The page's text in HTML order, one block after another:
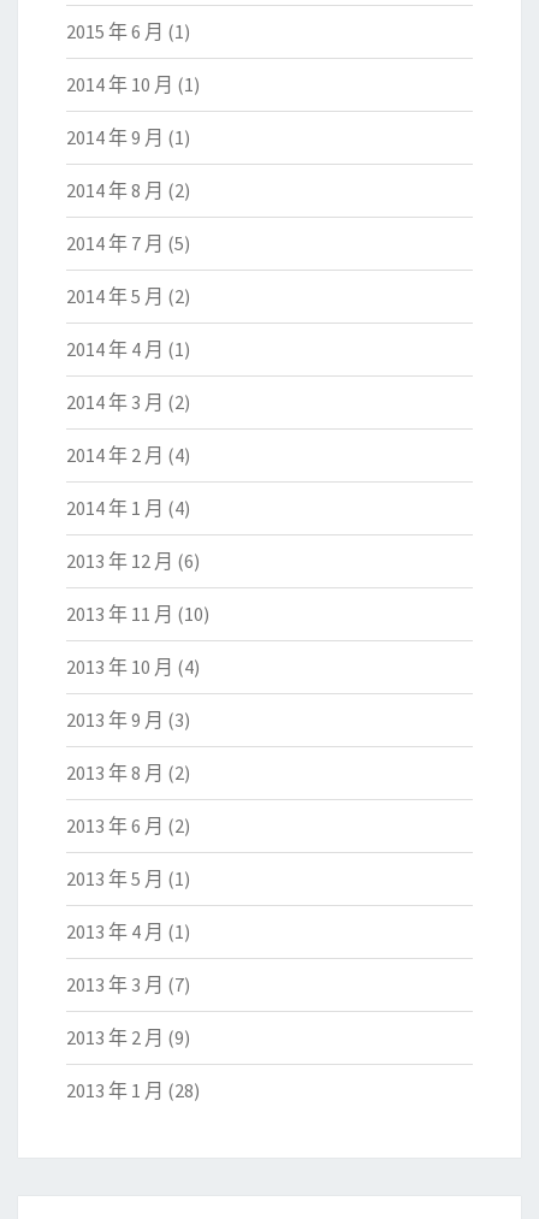
2015 年 6 月 (1)
2014 年 10 月 (1)
2014 年 9 月 (1)
2014 年 8 月 (2)
2014 年 7 月 (5)
2014 年 5 月 (2)
2014 年 4 月 (1)
2014 年 3 月 (2)
2014 年 2 月 (4)
2014 年 1 月 (4)
2013 年 12 月 (6)
2013 年 11 月 (10)
2013 年 10 月 (4)
2013 年 9 月 (3)
2013 年 8 月 (2)
2013 年 6 月 (2)
2013 年 5 月 (1)
2013 年 4 月 (1)
2013 年 3 月 (7)
2013 年 2 月 (9)
2013 年 1 月 (28)